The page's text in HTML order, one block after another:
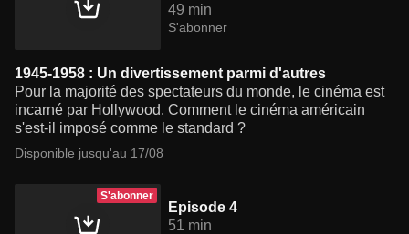
49 min
S'abonner
1945-1958 : Un divertissement parmi d'autres
Pour la majorité des spectateurs du monde, le cinéma est
incarné par Hollywood. Comment le cinéma américain
s'est-il imposé comme le standard ?
Disponible jusqu'au 17/08
S'abonner
Episode 4
51 min